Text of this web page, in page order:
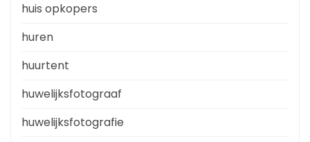
huis opkopers
huren
huurtent
huwelijksfotograaf
huwelijksfotografie